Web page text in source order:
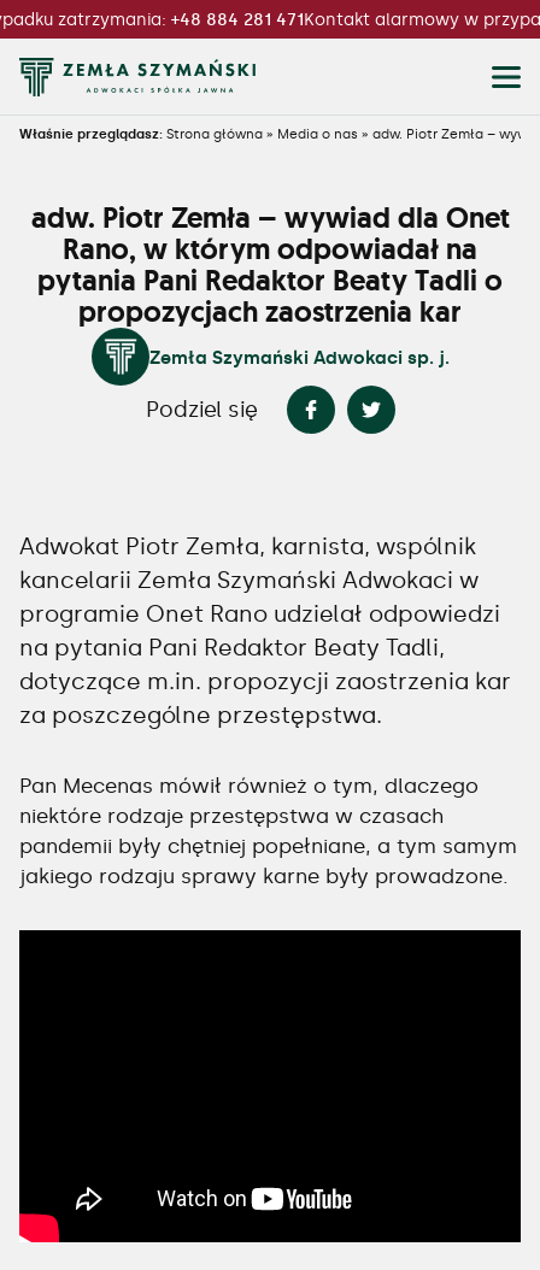
zatrzymania:+48 884 281 471Kontakt alarmowy w
Właśnie przeglądasz: Strona główna » Media o nas » adw. Piotr Zemła –
adw. Piotr Zemła – wywiad dla Onet
Rano, w którym odpowiadał na
pytania Pani Redaktor Beaty Tadli o
propozycjach zaostrzenia kar
Zemła Szymański Adwokaci sp. j.
Podziel się
Adwokat Piotr Zemła, karnista, wspólnik
kancelarii Zemła Szymański Adwokaci w
programie Onet Rano udzielał odpowiedzi
na pytania Pani Redaktor Beaty Tadli,
dotyczące m.in. propozycji zaostrzenia kar
za poszczególne przestępstwa.
Pan Mecenas mówił również o tym, dlaczego
niektóre rodzaje przestępstwa w czasach
pandemii były chętniej popełniane, a tym samym
jakiego rodzaju sprawy karne były prowadzone.